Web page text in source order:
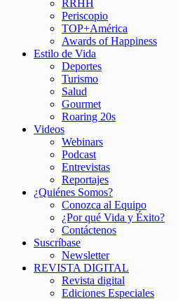
RRHH
Periscopio
TOP+América
Awards of Happiness
Estilo de Vida
Deportes
Turismo
Salud
Gourmet
Roaring 20s
Videos
Webinars
Podcast
Entrevistas
Reportajes
¿Quiénes Somos?
Conozca al Equipo
¿Por qué Vida y Éxito?
Contáctenos
Suscríbase
Newsletter
REVISTA DIGITAL
Revista digital
Ediciones Especiales